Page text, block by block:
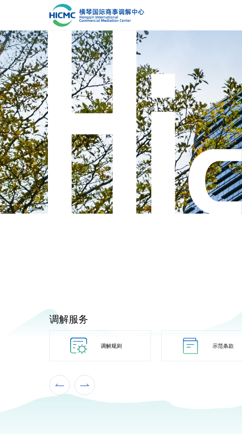
调解服务
调解规则 示范条款